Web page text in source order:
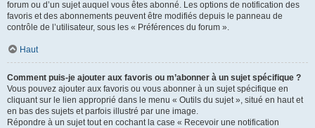
forum ou d’un sujet auquel vous êtes abonné. Les options de notification des
favoris et des abonnements peuvent être modifiés depuis le panneau de
contrôle de l’utilisateur, sous les « Préférences du forum ».
Haut
Comment puis-je ajouter aux favoris ou m’abonner à un sujet spécifique ?
Vous pouvez ajouter aux favoris ou vous abonner à un sujet spécifique en
cliquant sur le lien approprié dans le menu « Outils du sujet », situé en haut et
en bas des sujets et parfois illustré par une image.
Répondre à un sujet tout en cochant la case « Recevoir une notification